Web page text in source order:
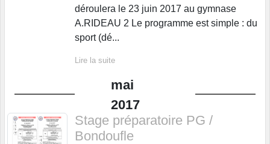
déroulera le 23 juin 2017 au gymnase
A.RIDEAU 2 Le programme est simple : du
sport (dé...
Lire la suite
mai
2017
Stage préparatoire PG /
Bondoufle